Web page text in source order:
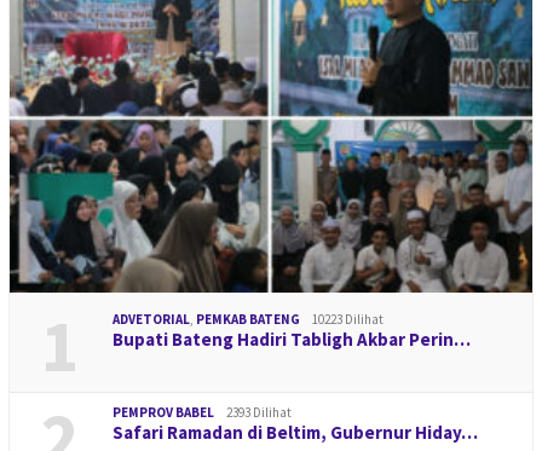
1 ADVETORIAL, PEMKAB BATENG 10223 Dilihat
Bupati Bateng Hadiri Tabligh Akbar Perin…
PEMPROV BABEL 2393 Dilihat
Safari Ramadan di Beltim, Gubernur Hiday…